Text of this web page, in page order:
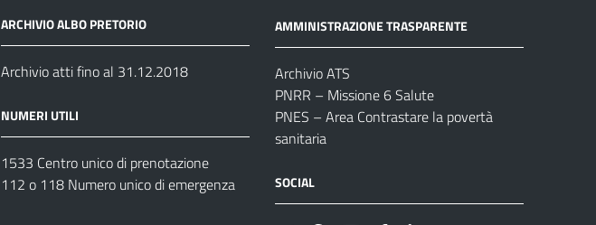
ARCHIVIO ALBO PRETORIO
Archivio atti fino al 31.12.2018
NUMERI UTILI
1533 Centro unico di prenotazione
112 o 118 Numero unico di emergenza
AMMINISTRAZIONE TRASPARENTE
Archivio ATS
PNRR – Missione 6 Salute
PNES – Area Contrastare la povertà
sanitaria
SOCIAL